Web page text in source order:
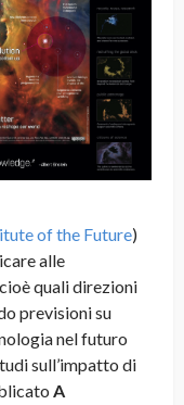
of the Future)
alle
quali direzioni
previsioni su
nel futuro
sull’impatto di
A